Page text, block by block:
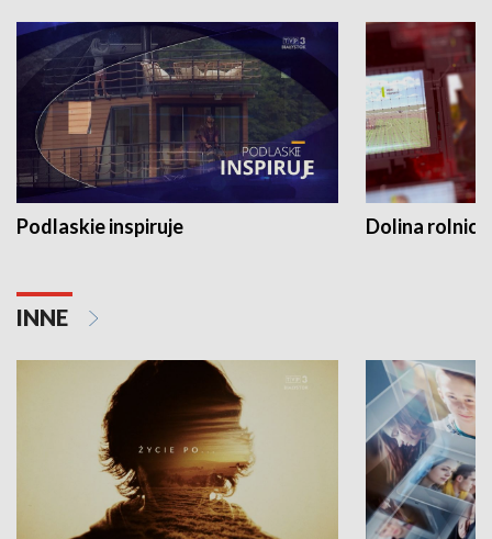
Podlaskie inspiruje Dolina
INNE